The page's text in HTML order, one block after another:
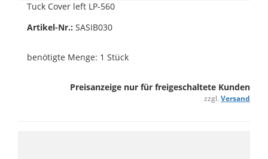
Tuck Cover left LP-560
Artikel-Nr.: SASIB030
benötigte Menge: 1 Stück
Preisanzeige nur für freigeschaltete Kunden
zzgl. Versand